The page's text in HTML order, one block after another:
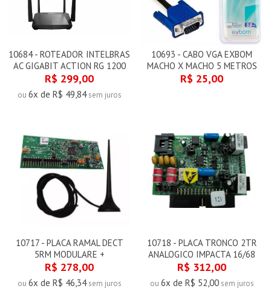
10684 - ROTEADOR INTELBRAS
AC GIGABIT ACTION RG 1200
R$ 299,00
ou 6x de R$ 49,84sem juros
10693 - CABO VGA EXBOM
MACHO X MACHO 5 METROS
R$ 25,00
10717 - PLACA RAMAL DECT
5RM MODULARE +
R$ 278,00
ou 6x de R$ 46,34sem juros
10718 - PLACA TRONCO 2TR
ANALOGICO IMPACTA 16/68
R$ 312,00
ou 6x de R$ 52,00sem juros